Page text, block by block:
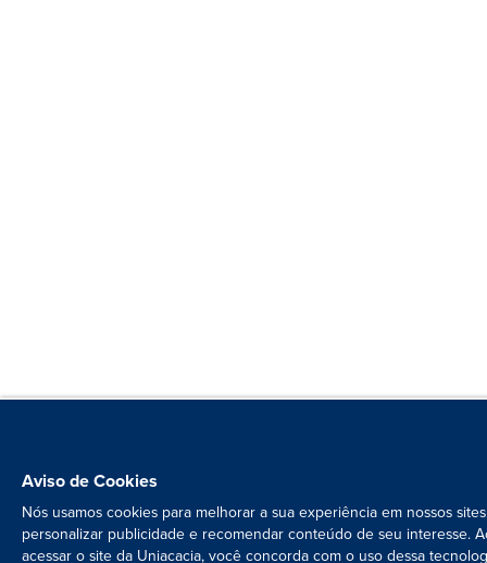
Aviso de Cookies
Nós usamos cookies para melhorar a sua experiência em nossos
personalizar publicidade e recomendar conteúdo de seu interesse.
acessar o site da Uniacacia, você concorda com o uso dessa